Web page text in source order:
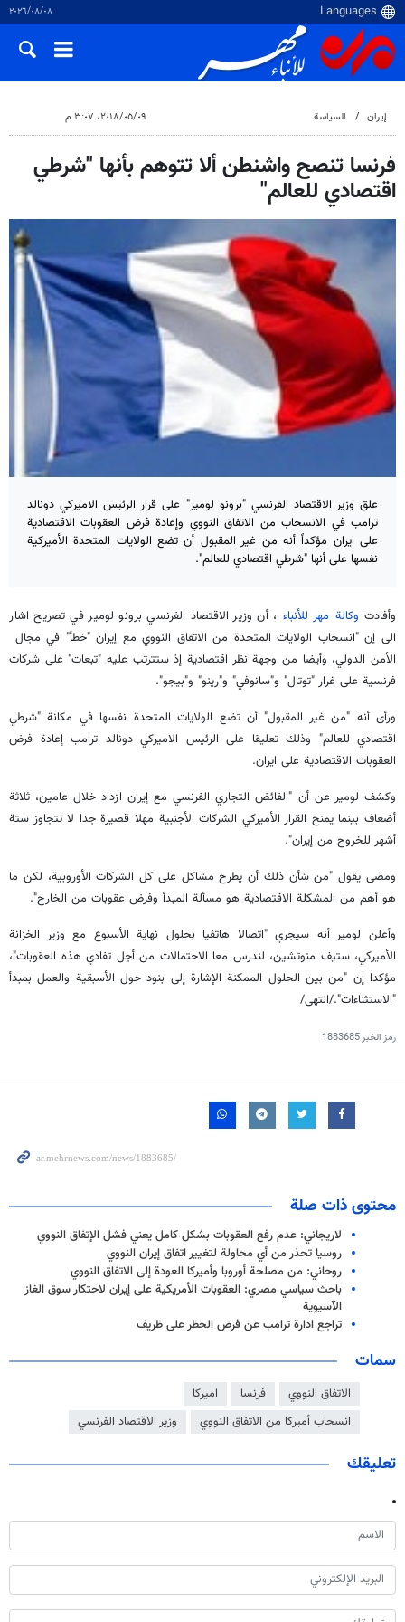
٠٨‏/٠٨‏/٢٠٢٦
إيران السياسة ٠٩‏/٠٥‏/٢٠١٨، ٣:٠٧ م
فرنسا تنصح واشنطن ألا تتوهم بأنها "شرطي
اقتصادي للعالم"
علق وزير الاقتصاد الفرنسي "برونو لومير" على قرار الرئيس الاميركي ​دونالد
ترامب​ في الانسحاب من الاتفاق النووي وإعادة فرض العقوبات الاقتصادية
على ​ايران مؤكداً أنه من غير المقبول أن تضع الولايات المتحدة الأميركية
نفسها على أنها "شرطي اقتصادي للعالم".
وأفادت وكالة مهر للأنباء ، أن وزير ​الاقتصاد​ الفرنسي برونو لومير في تصريح اشار
الى إن "انسحاب الولايات المتحدة من ​الاتفاق النووي​ مع ​إيران​ "خطأ" في مجال ​
الأمن​ الدولي، وأيضا من وجهة نظر اقتصادية إذ ستترتب عليه "تبعات" على شركات
فرنسية على غرار "​توتال​" و"سانوفي" و"رينو" و"بيجو".
ورأى أنه "من غير المقبول" أن تضع ​الولايات المتحدة​ نفسها في مكانة "شرطي
اقتصادي للعالم" وذلك تعليقا على الرئيس الاميركي ​دونالد ترامب​ إعادة فرض
العقوبات الاقتصادية على ​ايران​.
وكشف لومير عن أن "الفائض التجاري الفرنسي مع إيران ازداد خلال عامين، ثلاثة
أضعاف بينما يمنح القرار الأميركي الشركات الأجنبية مهلا قصيرة جدا لا تتجاوز ستة
أشهر للخروج من إيران".
ومضى يقول "من شأن ذلك أن يطرح مشاكل على كل الشركات الأوروبية، لكن ما
هو أهم من المشكلة الاقتصادية هو مسألة المبدأ وفرض عقوبات من الخارج".
وأعلن لومير أنه سيجري "اتصالا هاتفيا بحلول نهاية الأسبوع مع وزير الخزانة
الأميركي، ستيف منوتشين، لندرس معا الاحتمالات من أجل تفادي هذه العقوبات"،
مؤكدا إن "من بين الحلول الممكنة الإشارة إلى بنود حول الأسبقية والعمل بمبدأ
"الاستثناءات"./انتهى/
رمز الخبر1883685
محتوى ذات صلة
لاريجاني: عدم رفع العقوبات بشكل كامل يعني فشل الإتفاق النووي
روسيا تحذر من أي محاولة لتغيير اتفاق إيران النووي
روحاني: من مصلحة أوروبا وأميركا العودة إلى الاتفاق النووي
باحث سياسي مصري: العقوبات الأمريكية على إيران لاحتكار سوق الغاز
الآسيوية
تراجع ادارة ترامب عن فرض الحظر على ظريف
سمات
الاتفاق النووي فرنسا
اميركا
انسحاب أميركا من الاتفاق النووي
وزير الاقتصاد الفرنسي
تعليقك